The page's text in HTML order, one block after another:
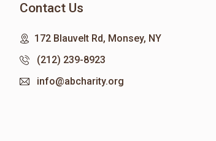
Contact Us
172 Blauvelt Rd, Monsey, NY
(212) 239-8923
info@abcharity.org